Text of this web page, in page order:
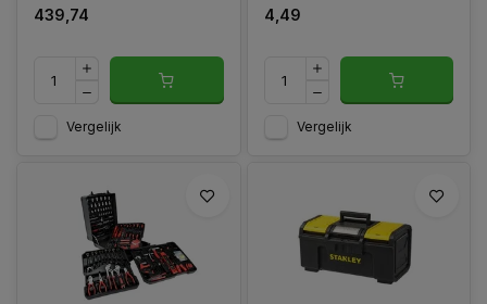
439,74
Vergelijk
4,49
Vergelijk